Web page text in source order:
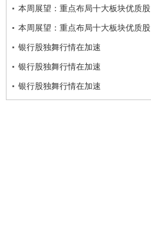
本周展望：重点布局十大板块优质股
本周展望：重点布局十大板块优质股
银行股独舞行情在加速
银行股独舞行情在加速
银行股独舞行情在加速